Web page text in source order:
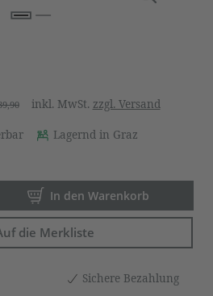
inkl. MwSt. zzgl. Versand
Lagernd in Graz
Anzahl: Gib den
In den Warenkorb
die Merkliste
Sichere Bezahlung